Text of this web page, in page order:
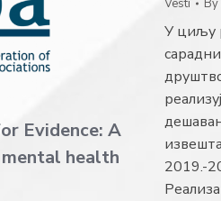
Vesti By
У циљу
2019.-
Evidence: A
health